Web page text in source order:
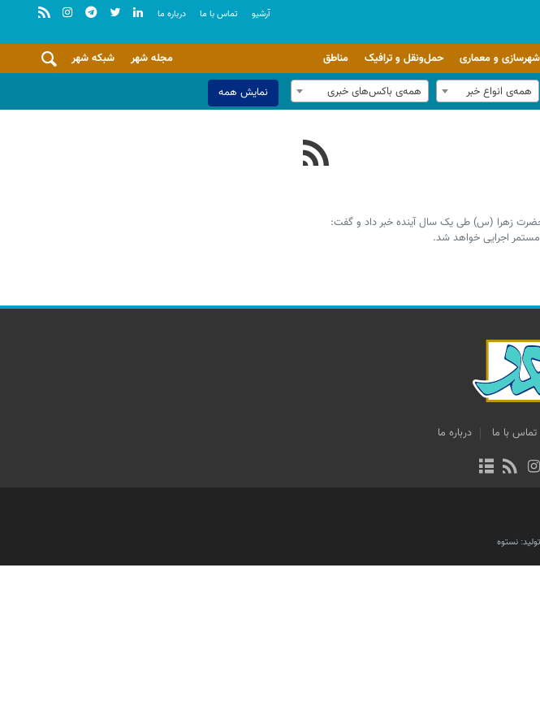
آرشيو تماس با ما درباره ما
شهرسازی و معماری حمل‌ونقل و ترافیک مناطق شبکه شهر
مجله شهر
همه‌ی انواع خبر همه‌ی باکس‌های خبری نمایش همه
حضرت زهرا (س) طی یک سال آینده خبر داد و گفت:
اجرایی خواهد شد.
تماس با ما درباره ما
نستوه